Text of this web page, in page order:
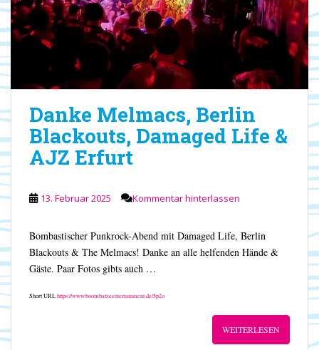
Danke Melmacs, Berlin
Blackouts, Damaged Life &
AJZ Erfurt
13. Februar 2025 Kommentar hinterlassen
Bombastischer Punkrock-Abend mit Damaged Life, Berlin
Blackouts & The Melmacs! Danke an alle helfenden Hände &
Gäste. Paar Fotos gibts auch …
Short URLhttps://www.boombatzeentertainment.de/5p2o
WEITERLESEN